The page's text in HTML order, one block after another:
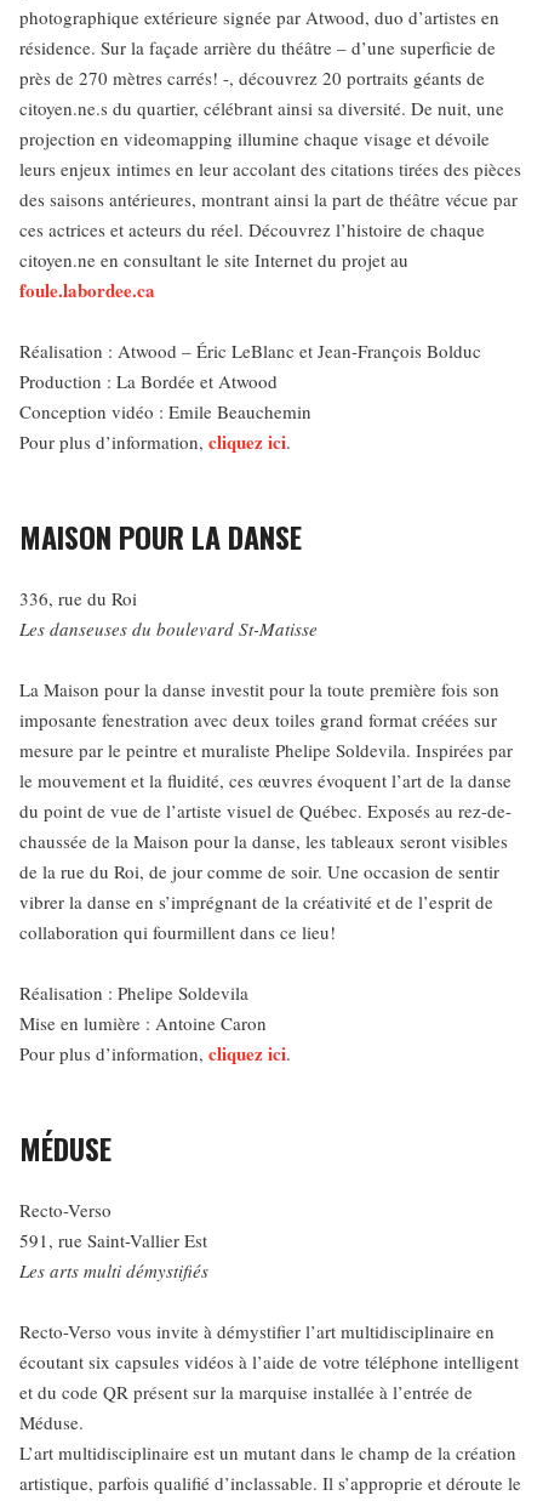
photographique extérieure signée par Atwood, duo d’artistes en
résidence. Sur la façade arrière du théâtre – d’une superficie de
près de 270 mètres carrés! -, découvrez 20 portraits géants de
citoyen.ne.s du quartier, célébrant ainsi sa diversité. De nuit, une
projection en videomapping illumine chaque visage et dévoile
leurs enjeux intimes en leur accolant des citations tirées des pièces
des saisons antérieures, montrant ainsi la part de théâtre vécue par
ces actrices et acteurs du réel. Découvrez l’histoire de chaque
citoyen.ne en consultant le site Internet du projet au
foule.labordee.ca
Réalisation : Atwood – Éric LeBlanc et Jean-François Bolduc
Production : La Bordée et Atwood
Conception vidéo : Emile Beauchemin
Pour plus d’information, cliquez ici.
MAISON POUR LA DANSE
336, rue du Roi
Les danseuses du boulevard St-Matisse
La Maison pour la danse investit pour la toute première fois son
imposante fenestration avec deux toiles grand format créées sur
mesure par le peintre et muraliste Phelipe Soldevila. Inspirées par
le mouvement et la fluidité, ces œuvres évoquent l’art de la danse
du point de vue de l’artiste visuel de Québec. Exposés au rez-de-
chaussée de la Maison pour la danse, les tableaux seront visibles
de la rue du Roi, de jour comme de soir. Une occasion de sentir
vibrer la danse en s’imprégnant de la créativité et de l’esprit de
collaboration qui fourmillent dans ce lieu!
Réalisation : Phelipe Soldevila
Mise en lumière : Antoine Caron
Pour plus d’information, cliquez ici.
MÉDUSE
Recto-Verso
591, rue Saint-Vallier Est
Les arts multi démystifiés
Recto-Verso vous invite à démystifier l’art multidisciplinaire en
écoutant six capsules vidéos à l’aide de votre téléphone intelligent
et du code QR présent sur la marquise installée à l’entrée de
Méduse.
L’art multidisciplinaire est un mutant dans le champ de la création
artistique, parfois qualifié d’inclassable. Il s’approprie et déroute le